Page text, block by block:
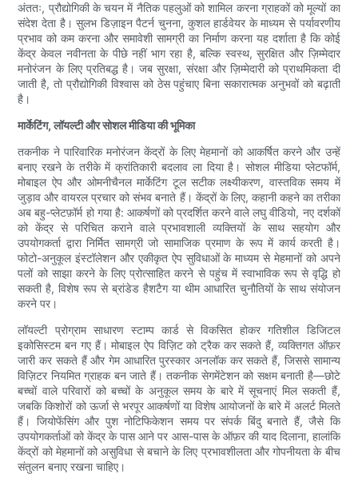
अंततः, प्रौद्योगिकी के चयन में नैतिक पहलुओं को शामिल करना ग्राहकों को मूल्यों का
संदेश देता है। सुलभ डिज़ाइन पैटर्न चुनना, कुशल हार्डवेयर के माध्यम से पर्यावरणीय
प्रभाव को कम करना और समावेशी सामग्री का निर्माण करना यह दर्शाता है कि कोई
केंद्र केवल नवीनता के पीछे नहीं भाग रहा है, बल्कि स्वस्थ, सुरक्षित और ज़िम्मेदार
मनोरंजन के लिए प्रतिबद्ध है। जब सुरक्षा, संरक्षा और ज़िम्मेदारी को प्राथमिकता दी
जाती है, तो प्रौद्योगिकी विश्वास को ठेस पहुंचाए बिना सकारात्मक अनुभवों को बढ़ाती
है।
मार्केटिंग, लॉयल्टी और सोशल मीडिया की भूमिका
तकनीक ने पारिवारिक मनोरंजन केंद्रों के लिए मेहमानों को आकर्षित करने और उन्हें
बनाए रखने के तरीके में क्रांतिकारी बदलाव ला दिया है। सोशल मीडिया प्लेटफॉर्म,
मोबाइल ऐप और ओमनीचैनल मार्केटिंग टूल सटीक लक्ष्यीकरण, वास्तविक समय में
जुड़ाव और वायरल प्रचार को संभव बनाते हैं। केंद्रों के लिए, कहानी कहने का तरीका
अब बहु-प्लेटफ़ॉर्म हो गया है: आकर्षणों को प्रदर्शित करने वाले लघु वीडियो, नए दर्शकों
को केंद्र से परिचित कराने वाले प्रभावशाली व्यक्तियों के साथ सहयोग और
उपयोगकर्ता द्वारा निर्मित सामग्री जो सामाजिक प्रमाण के रूप में कार्य करती है।
फोटो-अनुकूल इंस्टॉलेशन और एकीकृत ऐप सुविधाओं के माध्यम से मेहमानों को अपने
पलों को साझा करने के लिए प्रोत्साहित करने से पहुंच में स्वाभाविक रूप से वृद्धि हो
सकती है, विशेष रूप से ब्रांडेड हैशटैग या थीम आधारित चुनौतियों के साथ संयोजन
करने पर।
लॉयल्टी प्रोग्राम साधारण स्टाम्प कार्ड से विकसित होकर गतिशील डिजिटल
इकोसिस्टम बन गए हैं। मोबाइल ऐप विज़िट को ट्रैक कर सकते हैं, व्यक्तिगत ऑफ़र
जारी कर सकते हैं और गेम आधारित पुरस्कार अनलॉक कर सकते हैं, जिससे सामान्य
विज़िटर नियमित ग्राहक बन जाते हैं। तकनीक सेगमेंटेशन को सक्षम बनाती है—छोटे
बच्चों वाले परिवारों को बच्चों के अनुकूल समय के बारे में सूचनाएं मिल सकती हैं,
जबकि किशोरों को ऊर्जा से भरपूर आकर्षणों या विशेष आयोजनों के बारे में अलर्ट मिलते
हैं। जियोफेंसिंग और पुश नोटिफिकेशन समय पर संपर्क बिंदु बनाते हैं, जैसे कि
उपयोगकर्ताओं को केंद्र के पास आने पर आस-पास के ऑफ़र की याद दिलाना, हालांकि
केंद्रों को मेहमानों को असुविधा से बचाने के लिए प्रभावशीलता और गोपनीयता के बीच
संतुलन बनाए रखना चाहिए।